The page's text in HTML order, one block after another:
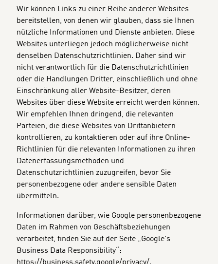
Wir können Links zu einer Reihe anderer Websites
bereitstellen, von denen wir glauben, dass sie Ihnen
nützliche Informationen und Dienste anbieten. Diese
Websites unterliegen jedoch möglicherweise nicht
denselben Datenschutzrichtlinien. Daher sind wir
nicht verantwortlich für die Datenschutzrichtlinien
oder die Handlungen Dritter, einschließlich und ohne
Einschränkung aller Website-Besitzer, deren
Websites über diese Website erreicht werden können.
Wir empfehlen Ihnen dringend, die relevanten
Parteien, die diese Websites von Drittanbietern
kontrollieren, zu kontaktieren oder auf ihre Online-
Richtlinien für die relevanten Informationen zu ihren
Datenerfassungsmethoden und
Datenschutzrichtlinien zuzugreifen, bevor Sie
personenbezogene oder andere sensible Daten
übermitteln.
Informationen darüber, wie Google personenbezogene
Daten im Rahmen von Geschäftsbeziehungen
verarbeitet, finden Sie auf der Seite „Google's
Business Data Responsibility“:
https://business.safety.google/privacy/.